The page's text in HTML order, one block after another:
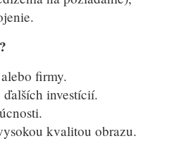
firmy.
investícií.
kvalitou obrazu.